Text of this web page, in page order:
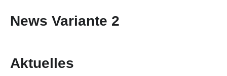
News Variante 2
Aktuelles